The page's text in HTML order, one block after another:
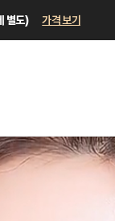
별도) 가격 보기